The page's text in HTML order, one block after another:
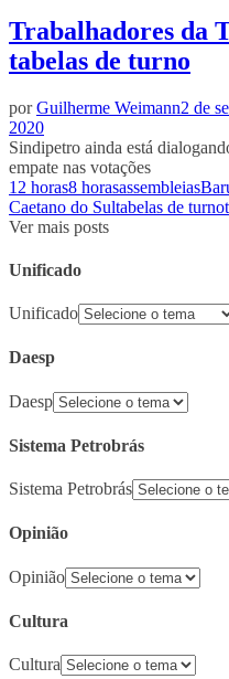
Trabalhadores da
tabelas de turno
porGuilherme Weimann2 de
2020
Sindipetro ainda está
empate nas votações
12 horas8 horasassembleias
Caetano do Sultabelas de turno
Ver mais posts
Unificado
Unificado
Daesp
Daesp
Sistema Petrobrás
Sistema Petrobrás
Opinião
Opinião
Cultura
Cultura